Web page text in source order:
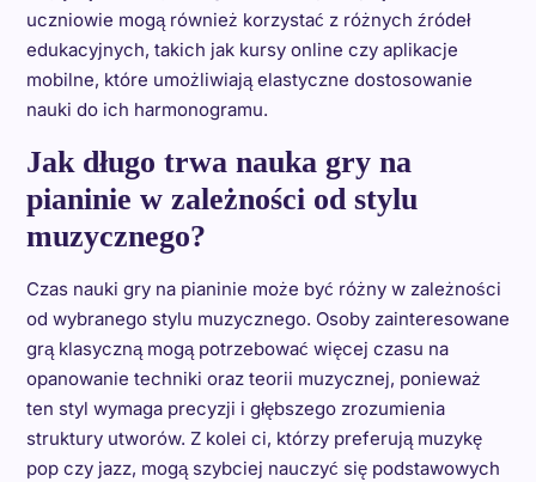
uczniowie mogą również korzystać z różnych źródeł
edukacyjnych, takich jak kursy online czy aplikacje
mobilne, które umożliwiają elastyczne dostosowanie
nauki do ich harmonogramu.
Jak długo trwa nauka gry na
pianinie w zależności od stylu
muzycznego?
Czas nauki gry na pianinie może być różny w zależności
od wybranego stylu muzycznego. Osoby zainteresowane
grą klasyczną mogą potrzebować więcej czasu na
opanowanie techniki oraz teorii muzycznej, ponieważ
ten styl wymaga precyzji i głębszego zrozumienia
struktury utworów. Z kolei ci, którzy preferują muzykę
pop czy jazz, mogą szybciej nauczyć się podstawowych